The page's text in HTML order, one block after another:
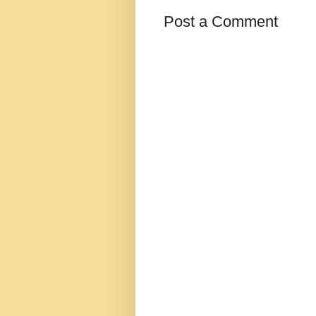
Post a Comment